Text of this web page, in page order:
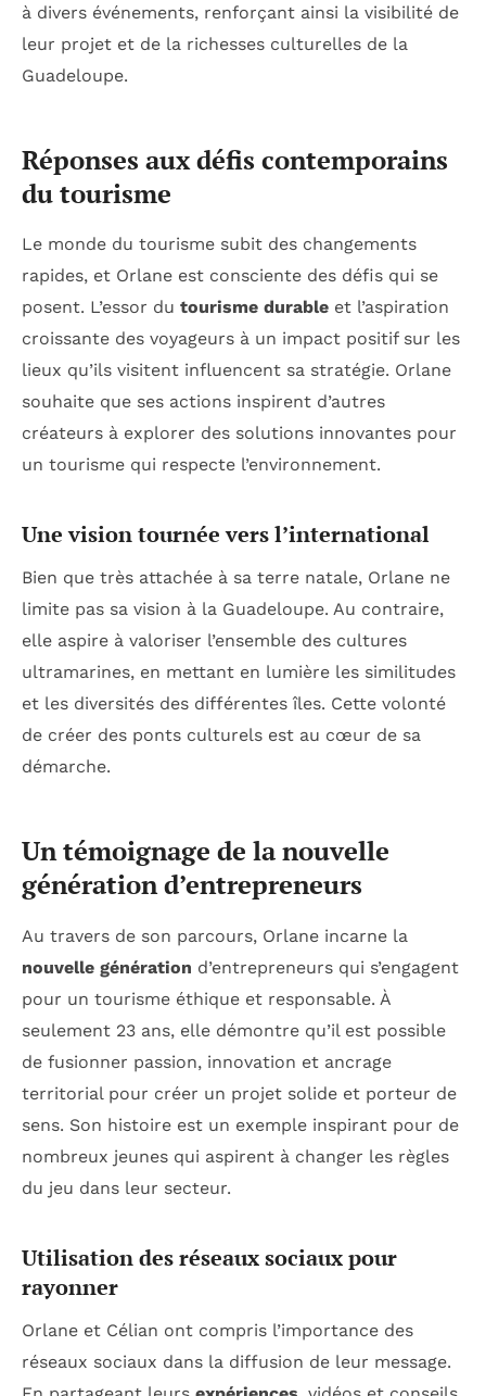
à divers événements, renforçant ainsi la visibilité de
leur projet et de la richesses culturelles de la
Guadeloupe.
Réponses aux défis contemporains
du tourisme
Le monde du tourisme subit des changements
rapides, et Orlane est consciente des défis qui se
posent. L’essor du tourisme durable et l’aspiration
croissante des voyageurs à un impact positif sur les
lieux qu’ils visitent influencent sa stratégie. Orlane
souhaite que ses actions inspirent d’autres
créateurs à explorer des solutions innovantes pour
un tourisme qui respecte l’environnement.
Une vision tournée vers l’international
Bien que très attachée à sa terre natale, Orlane ne
limite pas sa vision à la Guadeloupe. Au contraire,
elle aspire à valoriser l’ensemble des cultures
ultramarines, en mettant en lumière les similitudes
et les diversités des différentes îles. Cette volonté
de créer des ponts culturels est au cœur de sa
démarche.
Un témoignage de la nouvelle
génération d’entrepreneurs
Au travers de son parcours, Orlane incarne la
nouvelle génération d’entrepreneurs qui s’engagent
pour un tourisme éthique et responsable. À
seulement 23 ans, elle démontre qu’il est possible
de fusionner passion, innovation et ancrage
territorial pour créer un projet solide et porteur de
sens. Son histoire est un exemple inspirant pour de
nombreux jeunes qui aspirent à changer les règles
du jeu dans leur secteur.
Utilisation des réseaux sociaux pour
rayonner
Orlane et Célian ont compris l’importance des
réseaux sociaux dans la diffusion de leur message.